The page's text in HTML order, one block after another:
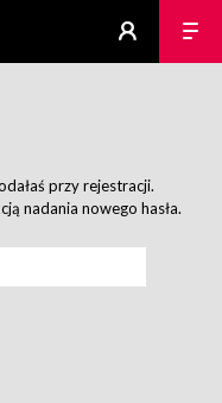
przy rejestracji.
nadania nowego hasła.